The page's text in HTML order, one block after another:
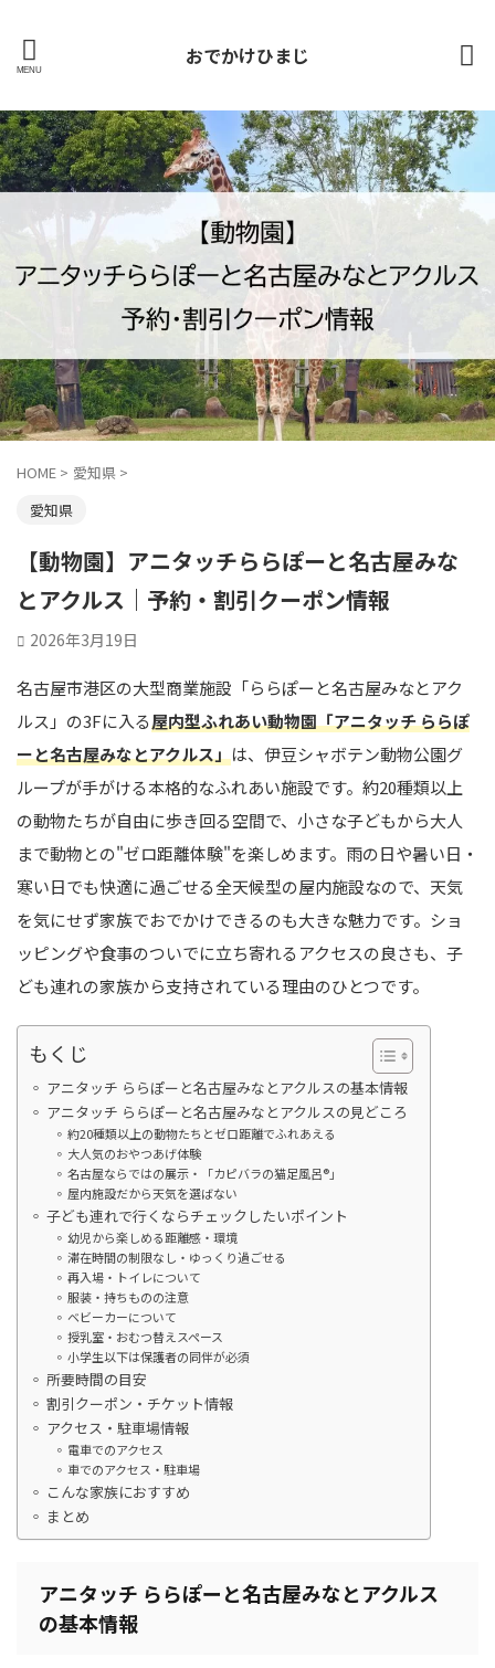
おでかけひまじ
HOME > 愛知県 >
愛知県
【動物園】アニタッチららぽーと名古屋みな
とアクルス｜予約・割引クーポン情報
2026年3月19日
名古屋市港区の大型商業施設「ららぽーと名古屋みなとアク
ルス」の3Fに入る屋内型ふれあい動物園「アニタッチ ららぽ
ーと名古屋みなとアクルス」は、伊豆シャボテン動物公園グ
ループが手がける本格的なふれあい施設です。約20種類以上
の動物たちが自由に歩き回る空間で、小さな子どもから大人
まで動物との"ゼロ距離体験"を楽しめます。雨の日や暑い日・
寒い日でも快適に過ごせる全天候型の屋内施設なので、天気
を気にせず家族でおでかけできるのも大きな魅力です。ショ
ッピングや食事のついでに立ち寄れるアクセスの良さも、子
ども連れの家族から支持されている理由のひとつです。
もくじ
アニタッチ ららぽーと名古屋みなとアクルスの基本情報
アニタッチ ららぽーと名古屋みなとアクルスの見どころ
約20種類以上の動物たちとゼロ距離でふれあえる
大人気のおやつあげ体験
名古屋ならではの展示・「カピバラの猫足風呂®」
屋内施設だから天気を選ばない
子ども連れで行くならチェックしたいポイント
幼児から楽しめる距離感・環境
滞在時間の制限なし・ゆっくり過ごせる
再入場・トイレについて
服装・持ちものの注意
ベビーカーについて
授乳室・おむつ替えスペース
小学生以下は保護者の同伴が必須
所要時間の目安
割引クーポン・チケット情報
アクセス・駐車場情報
電車でのアクセス
車でのアクセス・駐車場
こんな家族におすすめ
まとめ
アニタッチ ららぽーと名古屋みなとアクルス
の基本情報